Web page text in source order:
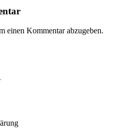
einen Kommentar abzugeben.